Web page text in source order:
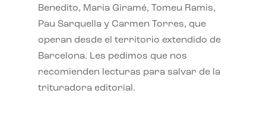
Benedito, Maria Giramé, Tomeu Ramis,
Pau Sarquella y Carmen Torres, que
operan desde el territorio extendido de
Barcelona. Les pedimos que nos
recomienden lecturas para salvar de la
trituradora editorial.